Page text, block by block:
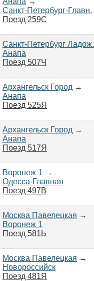
Санкт-Петербург-Главн.
Поезд 259С
Санкт-Петербург Ладож.
Анапа
Поезд 507Ч
Архангельск Город →
Анапа
Поезд 525Я
Архангельск Город →
Анапа
Поезд 517Я
Воронеж 1 →
Одесса-Главная
Поезд 497В
Москва Павелецкая →
Воронеж 1
Поезд 581Ь
Москва Павелецкая →
Новороссийск
Поезд 481Я